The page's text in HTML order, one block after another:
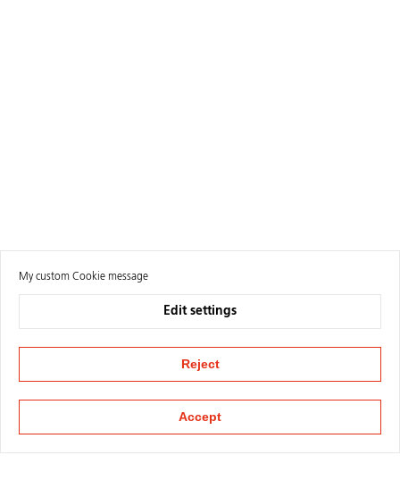
My custom Cookie message
Edit settings
Reject
Accept